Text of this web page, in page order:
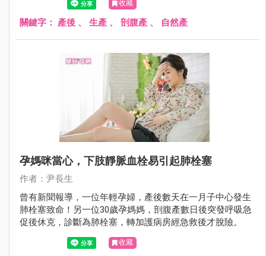
收藏
關鍵字： 產後 、 生產 、 剖腹產 、 自然產
孕媽咪當心，下肢靜脈血栓易引起肺栓塞
作者：尹長生
曾有新聞報導，一位年輕孕婦，產後數天在一月子中心發生
肺栓塞致命！另一位30歲孕媽媽，剖腹產數日後突發呼吸急
促後休克，診斷為肺栓塞，轉加護病房經急救後才脫險。
收藏